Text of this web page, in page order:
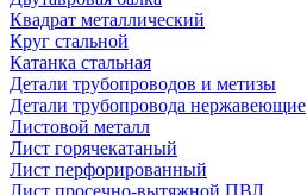
Квадрат металлический
Круг стальной
Катанка стальная
Детали трубопроводов и метизы
Детали трубопровода нержавеющие
Листовой металл
Лист горячекатаный
Лист перфорированный
Лист просечно-вытяжной ПВЛ